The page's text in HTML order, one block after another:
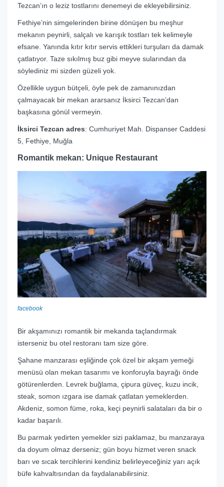
Tezcan’ın o leziz tostlarını denemeyi de ekleyebilirsiniz.
Fethiye’nin simgelerinden birine dönüşen bu meşhur
mekanın peynirli, salçalı ve karışık tostları tek kelimeyle
efsane. Yanında kıtır kıtır servis ettikleri turşuları da damak
çatlatıyor. Taze sıkılmış buz gibi meyve sularından da
söylediniz mi sizden güzeli yok.
Özellikle uygun bütçeli, öyle pek de zamanınızdan
çalmayacak bir mekan ararsanız İksirci Tezcan’dan
başkasına gönül vermeyin.
İksirci Tezcan adres: Cumhuriyet Mah. Dispanser Caddesi
5, Fethiye, Muğla
Romantik mekan: Unique Restaurant
facebook
Bir akşamınızı romantik bir mekanda taçlandırmak
isterseniz bu otel restoranı tam size göre.
Şahane manzarası eşliğinde çok özel bir akşam yemeği
menüsü olan mekan tasarımı ve konforuyla bayrağı önde
götürenlerden. Levrek buğlama, çipura güveç, kuzu incik,
steak, somon ızgara ise damak çatlatan yemeklerden.
Akdeniz, somon füme, roka, keçi peynirli salataları da bir o
kadar başarılı.
Bu parmak yedirten yemekler sizi paklamaz, bu manzaraya
da doyum olmaz derseniz; gün boyu hizmet veren snack
barı ve sıcak tercihlerini kendiniz belirleyeceğiniz yarı açık
büfe kahvaltısından da faydalanabilirsiniz.